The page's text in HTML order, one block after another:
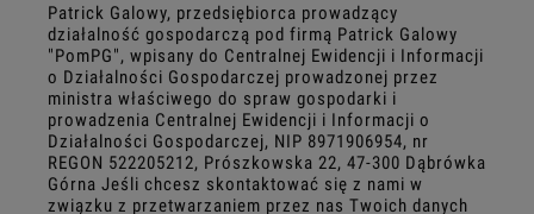
Patrick Galowy, przedsiębiorca prowadzący
działalność gospodarczą pod firmą Patrick Galowy
"PomPG", wpisany do Centralnej Ewidencji i Informacji
o Działalności Gospodarczej prowadzonej przez
ministra właściwego do spraw gospodarki i
prowadzenia Centralnej Ewidencji i Informacji o
Działalności Gospodarczej, NIP 8971906954, nr
REGON 522205212, Prószkowska 22, 47-300 Dąbrówka
Górna Jeśli chcesz skontaktować się z nami w
związku z przetwarzaniem przez nas Twoich danych